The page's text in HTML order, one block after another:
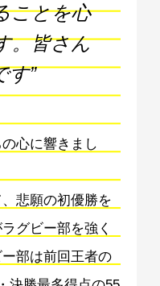
ことを心
。皆さん
す”
心に響きまし
悲願の初優勝を
グビー部を強く
部は前回王者の